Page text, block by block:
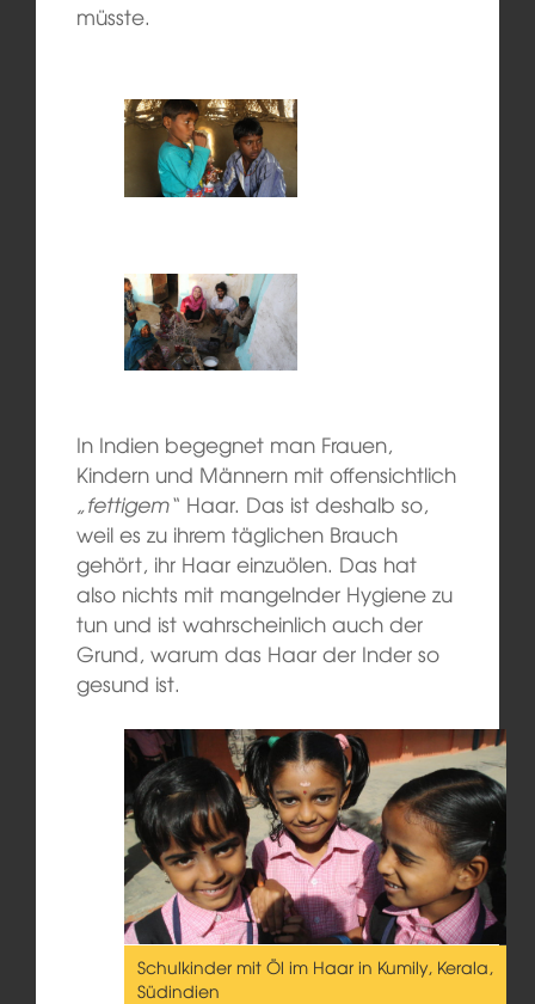
müsste.
In Indien begegnet man Frauen,
Kindern und Männern mit offensichtlich
„fettigem“ Haar. Das ist deshalb so,
weil es zu ihrem täglichen Brauch
gehört, ihr Haar einzuölen. Das hat
also nichts mit mangelnder Hygiene zu
tun und ist wahrscheinlich auch der
Grund, warum das Haar der Inder so
gesund ist.
Schulkinder mit Öl im Haar in Kumily, Kerala,
Südindien